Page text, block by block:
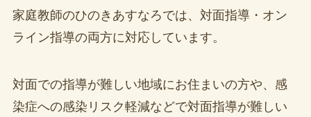
家庭教師のひのきあすなろでは、対面指導・オン
ライン指導の両方に対応しています。
対面での指導が難しい地域にお住まいの方や、感
染症への感染リスク軽減などで対面指導が難しい